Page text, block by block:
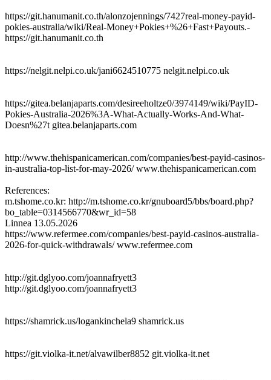
https://git.hanumanit.co.th/alonzojennings/7427real-money-payid-
pokies-australia/wiki/Real-Money+Pokies+%26+Fast+Payouts.-
https://git.hanumanit.co.th
https://nelgit.nelpi.co.uk/jani6624510775 nelgit.nelpi.co.uk
https://gitea.belanjaparts.com/desireeholtze0/3974149/wiki/PayID-
Pokies-Australia-2026%3A-What-Actually-Works-And-What-
Doesn%27t gitea.belanjaparts.com
http://www.thehispanicamerican.com/companies/best-payid-casinos-
in-australia-top-list-for-may-2026/ www.thehispanicamerican.com
References:
m.tshome.co.kr: http://m.tshome.co.kr/gnuboard5/bbs/board.php?
bo_table=0314566770&wr_id=58
Linnea 13.05.2026
https://www.refermee.com/companies/best-payid-casinos-australia-
2026-for-quick-withdrawals/ www.refermee.com
http://git.dglyoo.com/joannafryett3
http://git.dglyoo.com/joannafryett3
https://shamrick.us/logankinchela9 shamrick.us
https://git.violka-it.net/alvawilber8852 git.violka-it.net